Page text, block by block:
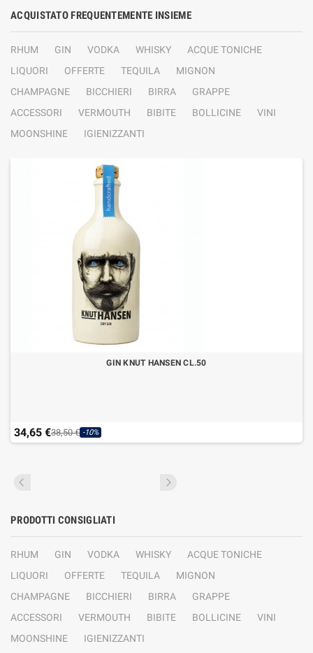
ACQUISTATO FREQUENTEMENTE INSIEME
RHUM GIN VODKA WHISKY
ACQUE TONICHE
LIQUORI
OFFERTE TEQUILA
MIGNON
CHAMPAGNE
BICCHIERI BIRRA
GRAPPE
ACCESSORI
VERMOUTH BIBITE BOLLICINE
VINI
MOONSHINE
IGIENIZZANTI
GIN KNUT HANSEN CL.50
34,65 €38,50 € -10%
PRODOTTI CONSIGLIATI
RHUM GIN VODKA WHISKY
ACQUE TONICHE
LIQUORI
OFFERTE TEQUILA
MIGNON
CHAMPAGNE
BICCHIERI BIRRA
GRAPPE
ACCESSORI
VERMOUTH BIBITE BOLLICINE
VINI
MOONSHINE
IGIENIZZANTI